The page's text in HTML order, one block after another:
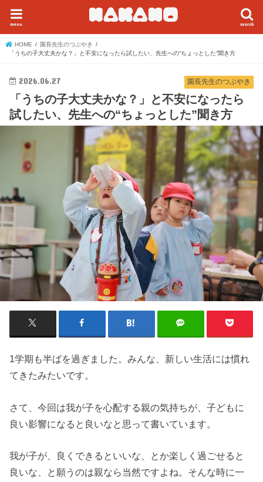
search
menu
HOME
園長先生のつぶやき
「うちの子大丈夫かな？」と不安になったら試したい、先生への“ちょっとした”聞き方
園長先生のつぶやき
2026.06.27
「うちの子大丈夫かな？」と不安になったら
試したい、先生への“ちょっとした”聞き方
1学期も半ばを過ぎました。みんな、新しい生活には慣れ
てきたみたいです。
さて、今回は我が子を心配する親の気持ちが、子どもに
良い影響になると良いなと思って書いています。
我が子が、良くできるといいな、とか楽しく過ごせると
良いな、と願うのは親なら当然ですよね。そんな時に一